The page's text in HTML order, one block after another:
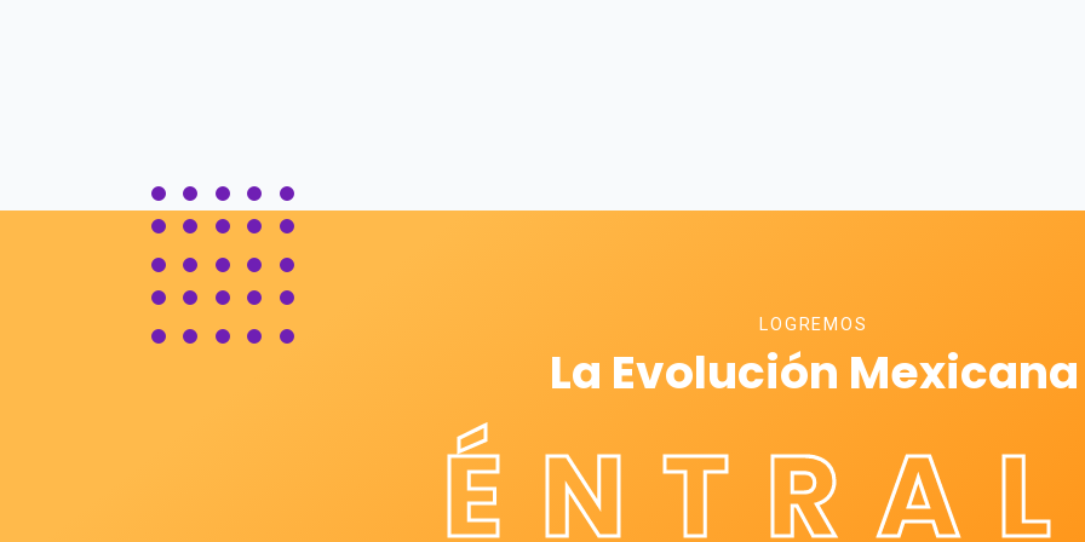
LOGREMOS
La Evolución Mexicana